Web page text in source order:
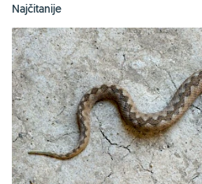
Najčitanije